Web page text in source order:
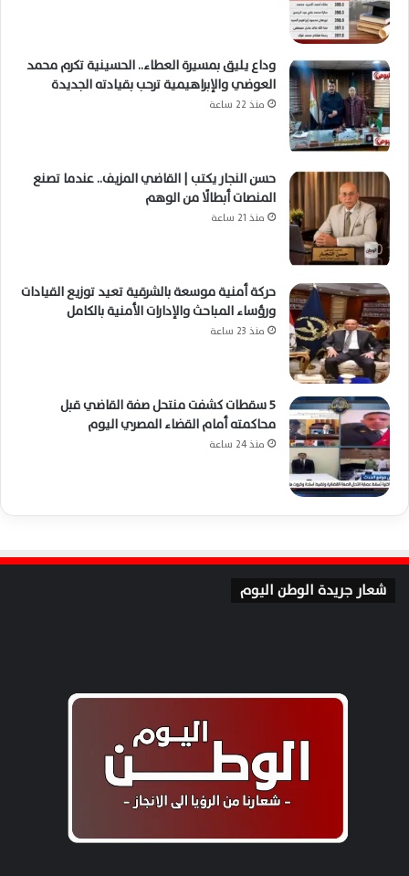
وداع يليق بمسيرة العطاء.. الحسينية تكرم محمد
العوضي والإبراهيمية ترحب بقيادته الجديدة
منذ 22 ساعة
حسن النجار يكتب | القاضي المزيف.. عندما تصنع
المنصات أبطالًا من الوهم
منذ 21 ساعة
حركة أمنية موسعة بالشرقية تعيد توزيع القيادات
ورؤساء المباحث والإدارات الأمنية بالكامل
منذ 23 ساعة
5 سقطات كشفت منتحل صفة القاضي قبل
محاكمته أمام القضاء المصري اليوم
منذ 24 ساعة
شعار جريدة الوطن اليوم